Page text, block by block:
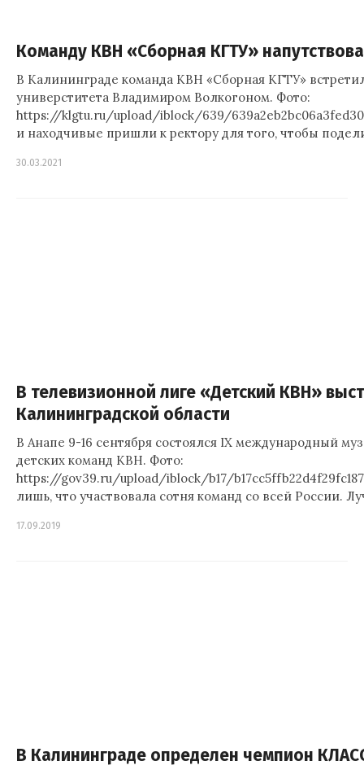
Команду КВН «Сборная КГТУ»
В Калининграде команда КВН «Сборная КГТУ»
универститета Владимиром Волкогоном. Фото:
https://klgtu.ru/upload/iblock/639/
и находчивые пришли к ректору для того, чтобы
30.03.2021
В телевизионной лиге «Детский КВН»
Калининградской области
В Анапе 9-16 сентября состоялся IX международный
детских команд КВН. Фото:
https://gov39.ru/upload/iblock/b17/
лишь, что участвовала сотня команд со всей России.
17.09.2019
В Калининграде определен чемпион